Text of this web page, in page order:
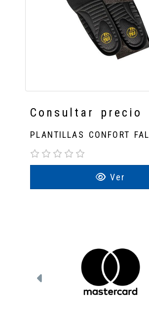
Consultar precio
PLANTILLAS CONFORT FAL
Ver
Anterior